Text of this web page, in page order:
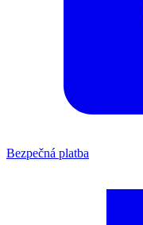
Bezpečná platba